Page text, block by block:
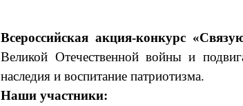
Всероссийская акция-конкурс
Великой Отечественной войны и
наследия и воспитание патриотизма.
Наши участники: